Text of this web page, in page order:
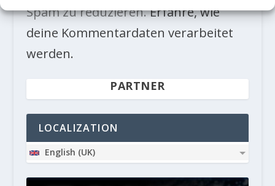
Spam zu reduzieren.Erfahre, wie
deine Kommentardaten verarbeitet
werden.
PARTNER
LOCALIZATION
English (UK)